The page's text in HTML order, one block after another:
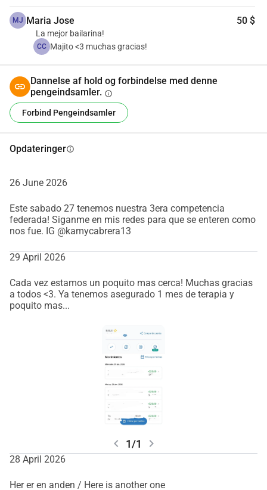
bedstefar, en professionel fotograf med over 30 års
erfaring.
Tak fordi du er en del af støttesystemet, der vil give
MariaJu mulighed for at genvinde sin balance og fortsætte
medielinks, hvor du kan følge mig for at se hende skinne og
få flere opdateringer:
IG: https://www.instagram.com/kamycabrera13?
TIKTOK: https://www.tiktok.com/@kamy_cabrera1394?
MJ Maria Jose 50 $
La mejor bailarina!
CC Majito <3 muchas gracias!
Dannelse af hold og forbindelse med denne
pengeindsamler. info
Forbind Pengeindsamler
Opdateringerinfo
26 June 2026
Este sabado 27 tenemos nuestra 3era competencia
federada! Siganme en mis redes para que se enteren como
nos fue. IG @kamycabrera13
29 April 2026
Cada vez estamos un poquito mas cerca! Muchas gracias
a todos <3. Ya tenemos asegurado 1 mes de terapia y
poquito mas...
chevron_left 1/1 chevron_right
28 April 2026
Her er en anden / Here is another one